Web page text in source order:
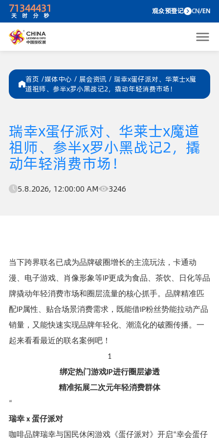
71
天
34
时
44
分
观众预
首页 /媒体中心 / 展会资讯 / 瑞幸x蛋仔派对、华莱士x魔
道祖师、参半x罗小黑战记2，撬动年轻消费市场！
瑞幸x蛋仔派对、华莱士x魔道
祖师、参半x罗小黑战记2，撬
动年轻消费市场！
5.8.2026, 12:00:00 AM 3246
当下跨界联名已成为品牌破圈增长的主流玩法，卡通动
漫、电子游戏、肖像形象等IP更成为食品、茶饮、日化等品
牌撬动年轻消费市场和圈层流量的核心抓手。品牌精准匹
配IP属性、贴合场景消费需求，既能借IP粉丝势能拉动产品
销量，又能快速实现品牌年轻化、潮流化的破圈传播。一
起来看看最近的联名案例吧！
1
绑定热门游戏IP进行圈层渗透
精准拓展二次元年轻消费群体
“
瑞幸x 蛋仔派对
咖啡品牌瑞幸与国民休闲游戏《蛋仔派对》开启“幸会蛋仔